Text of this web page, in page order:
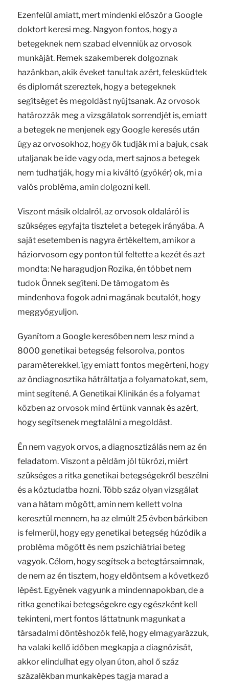
Ezenfelül amiatt, mert mindenki először a Google
doktort keresi meg. Nagyon fontos, hogy a
betegeknek nem szabad elvenniük az orvosok
munkáját. Remek szakemberek dolgoznak
hazánkban, akik éveket tanultak azért, felesküdtek
és diplomát szereztek, hogy a betegeknek
segítséget és megoldást nyújtsanak. Az orvosok
határozzák meg a vizsgálatok sorrendjét is, emiatt
a betegek ne menjenek egy Google keresés után
úgy az orvosokhoz, hogy ők tudják mi a bajuk, csak
utaljanak be ide vagy oda, mert sajnos a betegek
nem tudhatják, hogy mi a kiváltó (gyökér) ok, mi a
valós probléma, amin dolgozni kell.
Viszont másik oldalról, az orvosok oldaláról is
szükséges egyfajta tisztelet a betegek irányába. A
saját esetemben is nagyra értékeltem, amikor a
háziorvosom egy ponton túl feltette a kezét és azt
mondta: Ne haragudjon Rozika, én többet nem
tudok Önnek segíteni. De támogatom és
mindenhova fogok adni magának beutalót, hogy
meggyógyuljon.
Gyanítom a Google keresőben nem lesz mind a
8000 genetikai betegség felsorolva, pontos
paraméterekkel, így emiatt fontos megérteni, hogy
az öndiagnosztika hátráltatja a folyamatokat, sem,
mint segítené. A Genetikai Klinikán és a folyamat
közben az orvosok mind értünk vannak és azért,
hogy segítsenek megtalálni a megoldást.
Én nem vagyok orvos, a diagnosztizálás nem az én
feladatom. Viszont a példám jól tükrözi, miért
szükséges a ritka genetikai betegségekről beszélni
és a köztudatba hozni. Több száz olyan vizsgálat
van a hátam mögött, amin nem kellett volna
keresztül mennem, ha az elmúlt 25 évben bárkiben
is felmerül, hogy egy genetikai betegség húzódik a
probléma mögött és nem pszichiátriai beteg
vagyok. Célom, hogy segítsek a betegtársaimnak,
de nem az én tisztem, hogy eldöntsem a következő
lépést. Egyének vagyunk a mindennapokban, de a
ritka genetikai betegségekre egy egészként kell
tekinteni, mert fontos láttatnunk magunkat a
társadalmi döntéshozók felé, hogy elmagyarázzuk,
ha valaki kellő időben megkapja a diagnózisát,
akkor elindulhat egy olyan úton, ahol ő száz
százalékban munkaképes tagja marad a